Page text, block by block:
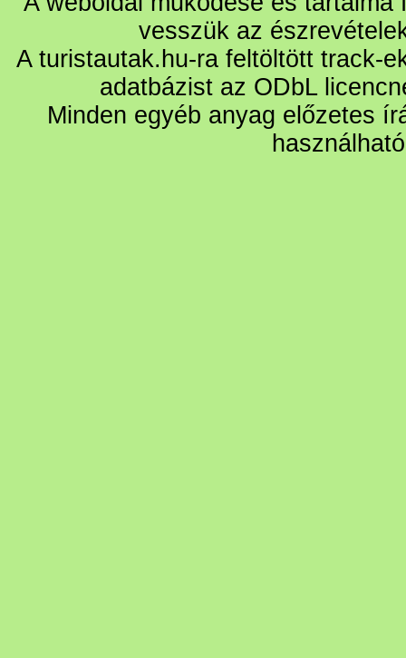
vesszük az
A turistautak.hu-ra feltöltött track-
adatbázist az ODbL
Minden egyéb anyag előzetes